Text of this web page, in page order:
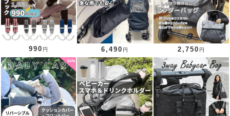
990 円 6,490 円 2,750 円